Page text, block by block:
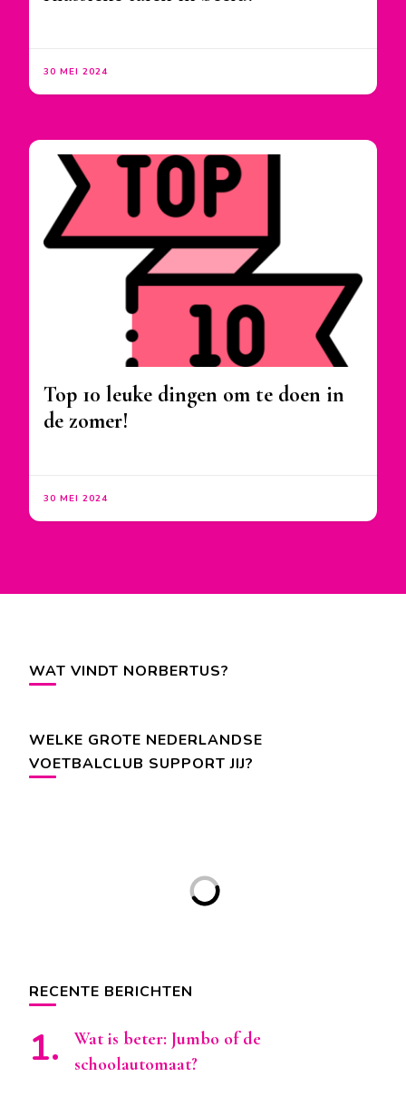
30 MEI 2024
Top 10 leuke dingen om te doen in
de zomer!
30 MEI 2024
WAT VINDT NORBERTUS?
WELKE GROTE NEDERLANDSE
VOETBALCLUB SUPPORT JIJ?
RECENTE BERICHTEN
Wat is beter: Jumbo of de
schoolautomaat?